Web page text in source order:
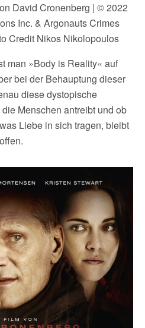
David Cronenberg | © 2022
Inc. & Argonauts Crimes
Credit Nikos Nikolopoulos
man »Body is Reality« auf
bei der Behauptung dieser
diese dystopische
Menschen antreibt und ob
Liebe in sich tragen, bleibt